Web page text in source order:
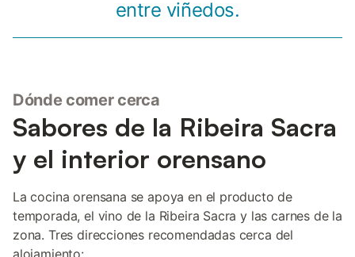
entre viñedos.
Dónde comer cerca
Sabores de la Ribeira Sacra
y el interior orensano
La cocina orensana se apoya en el producto de
temporada, el vino de la Ribeira Sacra y las carnes de la
zona. Tres direcciones recomendadas cerca del
alojamiento: